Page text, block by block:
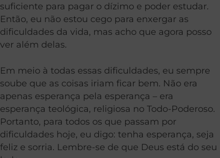
suficiente para pagar o dízimo e poder estudar.
Então, eu não estou cego para enxergar as
dificuldades da vida, mas acho que agora posso
ver além delas.
Em meio à todas essas dificuldades, eu sempre
soube que as coisas iriam ficar bem. Não era
apenas esperança pela esperança – era
esperança teológica, religiosa no Todo-Poderoso.
Portanto, para todos os que passam por
dificuldades hoje, eu digo: tenha esperança, seja
feliz e sorria. Lembre-se de que Deus está do seu